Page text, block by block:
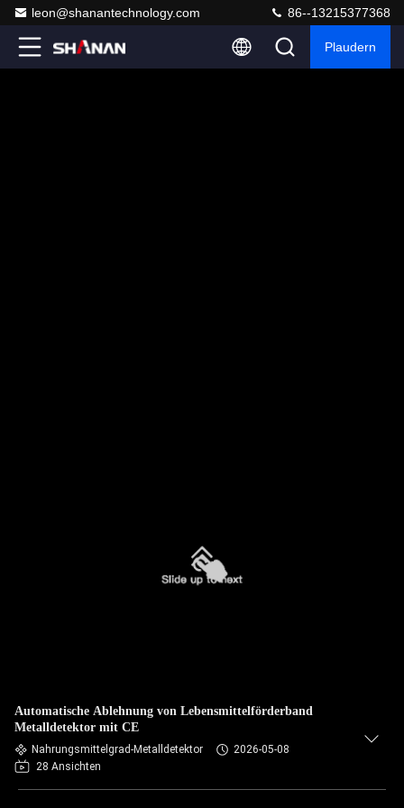
leon@shanantechnology.com 86--13215377368
Plaudern
Automatische Ablehnung von Lebensmittelförderband
Metalldetektor mit CE
Nahrungsmittelgrad-Metalldetektor
2026-05-08
28 Ansichten